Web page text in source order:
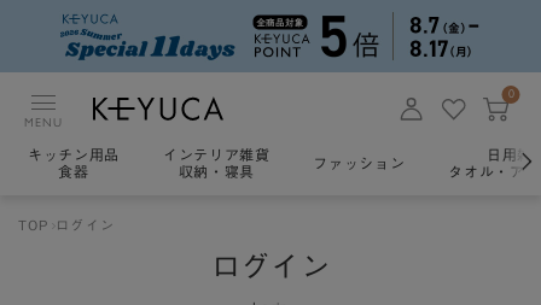
MENU
0
キッチン用品
食器
インテリア雑貨
収納・寝具
ファッション
日用雑
タオル・ア
TOP ログイン
ログイン